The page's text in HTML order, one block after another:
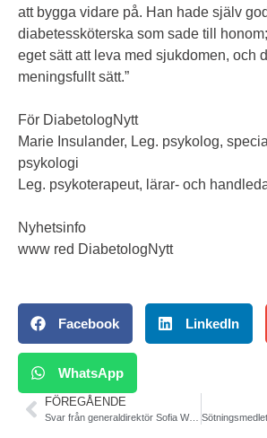
att bygga vidare på. Han hade själv
diabetessköterska som sade till
eget sätt att leva med sjukdomen, och
meningsfullt sätt.”
För DiabetologNytt
Marie Insulander, Leg. psykolog,
psykologi
Leg. psykoterapeut, lärar- och
Nyhetsinfo
www red DiabetologNytt
Facebook LinkedIn
WhatsApp
FÖREGÅENDE
Svar från generaldirektör Sofia Wallström, TLV angående CGM/FGM